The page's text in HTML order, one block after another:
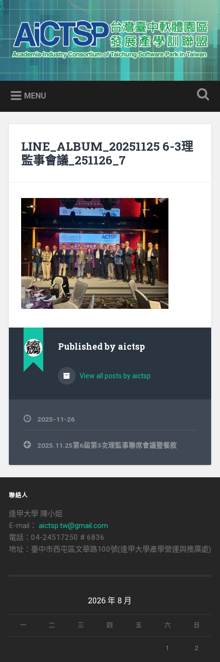
Skip
to
content
Search
AICTSP 台灣臺中軟體園區發展
產學訓聯盟
Academia-Industry Consortium of Taichung Software Park
in Taiwan
MENU
LINE_ALBUM_20251125 6-3理
監事會議_251126_7
Published by aictsp
View all posts by aictsp
2025-11-26
文
章
覽
2025.11.25第6屆第3次理監事聯席會議暨餐敘
聯絡人
逢甲大學 陳小姐
E-mail： aictsp.tw@gmail.com
電話：04-24517250 # 6836
地址：臺中市西屯區文華路100號(逢甲大學產學營運與推廣處)
2026 年 8 月
一 二 三 四 五 六 日
1 2